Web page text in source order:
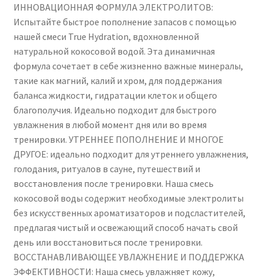
-
Magnesium,
Potassium,
Chromium
-
Coconut
Water
Blend
for
Morning
Replenishment,
Post
Workout
Recovery
-
Vegan,
Natural
Flavor
ИННОВАЦИОННАЯ ФОРМУЛА ЭЛЕКТРОЛИТОВ:
Испытайте быстрое пополнение запасов с помощью
нашей смеси True Hydration, вдохновленной
натуральной кокосовой водой. Эта динамичная
формула сочетает в себе жизненно важные минералы,
такие как магний, калий и хром, для поддержания
баланса жидкости, гидратации клеток и общего
благополучия. Идеально подходит для быстрого
увлажнения в любой момент дня или во время
тренировки. УТРЕННЕЕ ПОПОЛНЕНИЕ И МНОГОЕ
ДРУГОЕ: идеально подходит для утреннего увлажнения,
голодания, ритуалов в сауне, путешествий и
восстановления после тренировки. Наша смесь
кокосовой воды содержит необходимые электролиты
без искусственных ароматизаторов и подсластителей,
предлагая чистый и освежающий способ начать свой
день или восстановиться после тренировки.
ВОССТАНАВЛИВАЮЩЕЕ УВЛАЖНЕНИЕ И ПОДДЕРЖКА
ЭФФЕКТИВНОСТИ: Наша смесь увлажняет кожу,